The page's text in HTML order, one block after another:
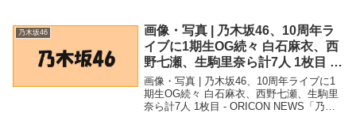
プ最年長...
乃木坂46
画像・写真 | 乃木坂46、10周年ラ
イブに1期生OG続々 白石麻衣、西
野七瀬、生駒里奈ら計7人 1枚目 –
ORICON NEWS
画像・写真 | 乃木坂46、10周年ライブに1
期生OG続々 白石麻衣、西野七瀬、生駒里
奈ら計7人 1枚目 - ORICON NEWS「乃木